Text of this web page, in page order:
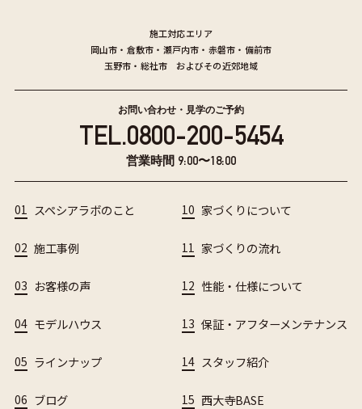
施工対応エリア
岡山市 ・ 倉敷市 ・ 瀬戸内市 ・ 赤磐市 ・ 備前市
玉野市 ・ 総社市 およびその近郊地域
お問い合わせ・見学のご予約
TEL.0800-200-5454
営業時間 9:00〜18:00
01 スペシアラボのこと
02 施工事例
03 お客様の声
04 モデルハウス
05 ラインナップ
06 ブログ
10 家づくりについて
11 家づくりの流れ
12 性能・仕様について
13 保証・アフターメンテナンス
14 スタッフ紹介
15 西大寺BASE